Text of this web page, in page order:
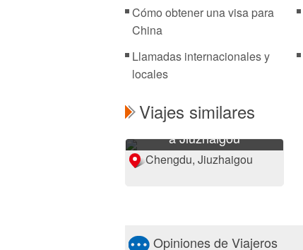
Cómo obtener una visa para
China
Llamadas internacionales y
locales
Viajes similares
6 Días Viaje de Chengdu
a Jiuzhaigou
Chengdu, Jiuzhaigou
Opiniones de Viajeros